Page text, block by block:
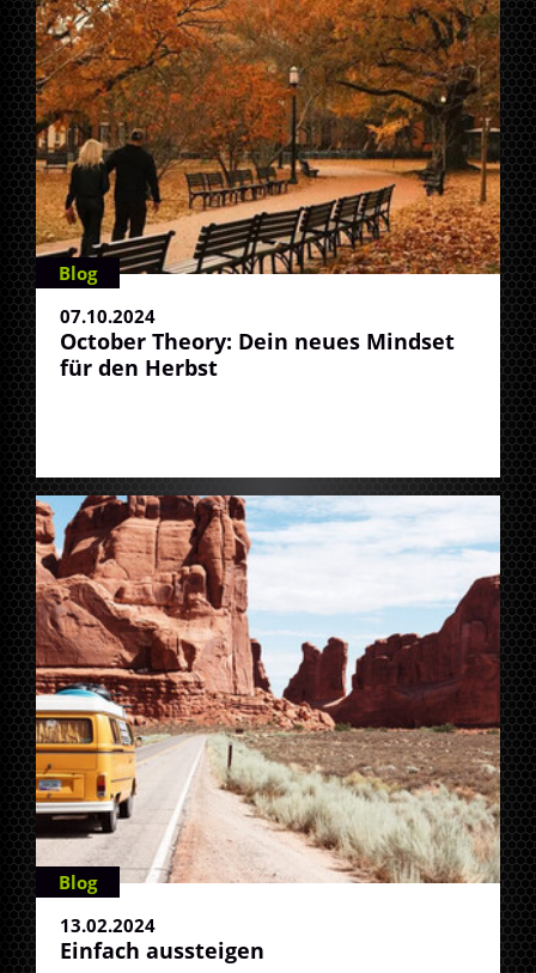
Blog
07.10.2024
October Theory: Dein neues Mindset
für den Herbst
Blog
13.02.2024
Einfach aussteigen